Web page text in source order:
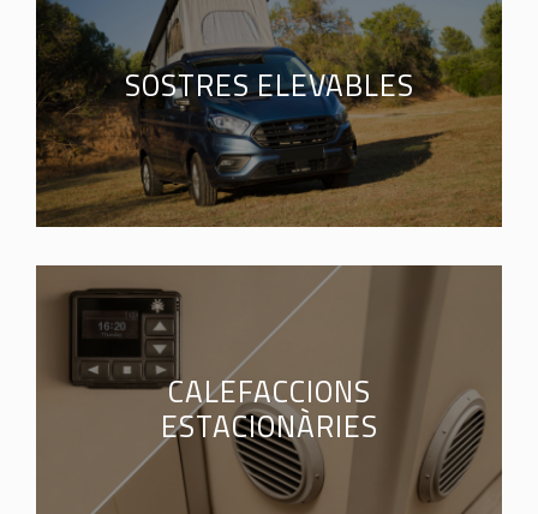
SOSTRES ELEVABLES
CALEFACCIONS
ESTACIONÀRIES